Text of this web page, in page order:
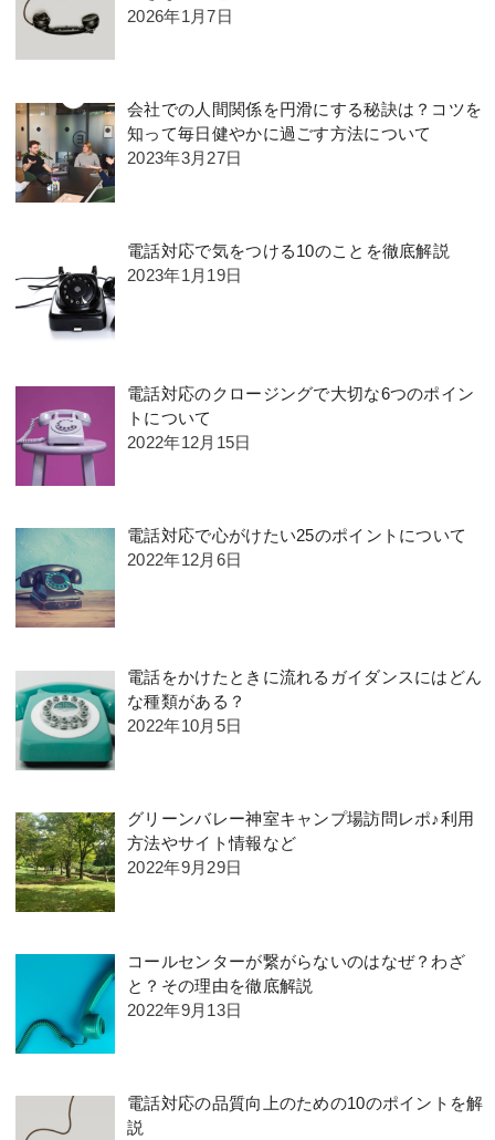
2026年1月7日
会社での人間関係を円滑にする秘訣は？コツを
知って毎日健やかに過ごす方法について
2023年3月27日
電話対応で気をつける10のことを徹底解説
2023年1月19日
電話対応のクロージングで大切な6つのポイン
トについて
2022年12月15日
電話対応で心がけたい25のポイントについて
2022年12月6日
電話をかけたときに流れるガイダンスにはどん
な種類がある？
2022年10月5日
グリーンバレー神室キャンプ場訪問レポ♪利用
方法やサイト情報など
2022年9月29日
コールセンターが繋がらないのはなぜ？わざ
と？その理由を徹底解説
2022年9月13日
電話対応の品質向上のための10のポイントを解
説